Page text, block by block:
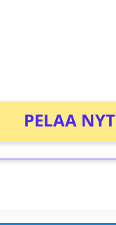
PELAA NYT